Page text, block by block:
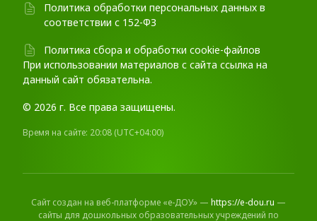
Политика обработки персональных данных в
соответствии с 152-ФЗ
Политика сбора и обработки cookie-файлов
При использовании материалов c сайта ссылка на
данный сайт обязательна.
© 2026 г. Все права защищены.
Время на сайте: 20:08 (UTC+04:00)
Сайт создан на веб-платформе «е-ДОУ» — https://e-dou.ru —
сайты для дошкольных образовательных учреждений по